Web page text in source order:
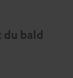
du bald